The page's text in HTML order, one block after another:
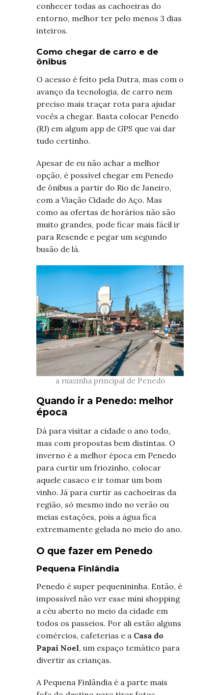
conhecer todas as cachoeiras do
entorno, melhor ter pelo menos 3 dias
inteiros.
Como chegar de carro e de
ônibus
O acesso é feito pela Dutra, mas com o
avanço da tecnologia, de carro nem
preciso mais traçar rota para ajudar
vocês a chegar. Basta colocar Penedo
(RJ) em algum app de GPS que vai dar
tudo certinho.
Apesar de eu não achar a melhor
opção, é possível chegar em Penedo
de ônibus a partir do Rio de Janeiro,
com a Viação Cidade do Aço. Mas
como as ofertas de horários não são
muito grandes, pode ficar mais fácil ir
para Resende e pegar um segundo
busão de lá.
a ruazinha principal de Penedo
Quando ir a Penedo: melhor
época
Dá para visitar a cidade o ano todo,
mas com propostas bem distintas. O
inverno é a melhor época em Penedo
para curtir um friozinho, colocar
aquele casaco e ir tomar um bom
vinho. Já para curtir as cachoeiras da
região, só mesmo indo no verão ou
meias estações, pois a água fica
extremamente gelada no meio do ano.
O que fazer em Penedo
Pequena Finlândia
Penedo é super pequenininha. Então, é
impossível não ver esse mini shopping
a céu aberto no meio da cidade em
todos os passeios. Por ali estão alguns
comércios, cafeterias e a Casa do
Papai Noel, um espaço temático para
divertir as crianças.
A Pequena Finlândia é a parte mais